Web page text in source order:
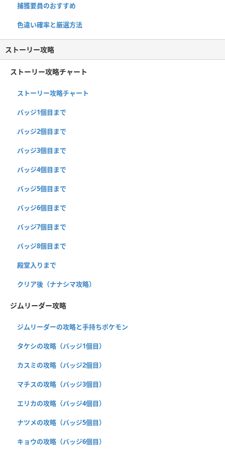
捕獲要員のおすすめ
色違い確率と厳選方法
ストーリー攻略
ストーリー攻略チャート
ストーリー攻略チャート
バッジ1個目まで
バッジ2個目まで
バッジ3個目まで
バッジ4個目まで
バッジ5個目まで
バッジ6個目まで
バッジ7個目まで
バッジ8個目まで
殿堂入りまで
クリア後（ナナシマ攻略）
ジムリーダー攻略
ジムリーダーの攻略と手持ちポケモン
タケシの攻略（バッジ1個目）
カスミの攻略（バッジ2個目）
マチスの攻略（バッジ3個目）
エリカの攻略（バッジ4個目）
ナツメの攻略（バッジ5個目）
キョウの攻略（バッジ6個目）